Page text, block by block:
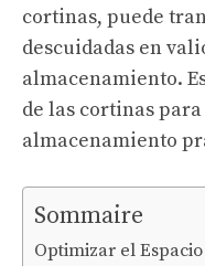
cortinas, puede
descuidadas en
almacenamiento.
de las cortinas
almacenamiento
Sommaire
Optimizar el